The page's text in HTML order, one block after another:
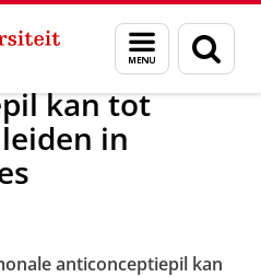
Menu
en
zoeken
Nieuwsberichten
kan tot
in
anticonceptiepil kan